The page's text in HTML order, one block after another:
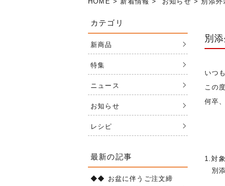
別
いつ
この
何卒
1.対
別添
カテゴリ
新商品
特集
ニュース
お知らせ
レシピ
最新の記事
◆◆ お盆に伴うご注文締